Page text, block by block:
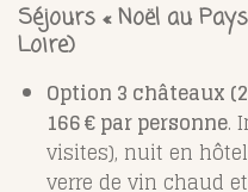
Séjours « Noël au
Loire)
Option 3 châteaux
166 € par personne.
visites), nuit en
verre de vin chaud